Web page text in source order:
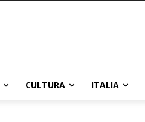
CULTURA ITALIA